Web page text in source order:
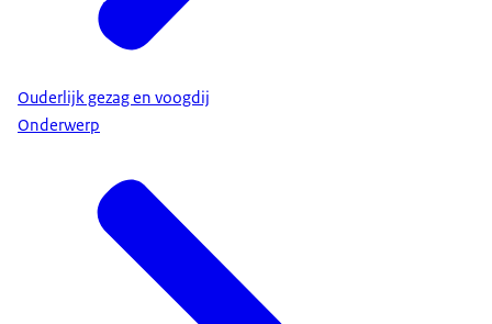
Ouderlijk gezag en voogdij
Onderwerp